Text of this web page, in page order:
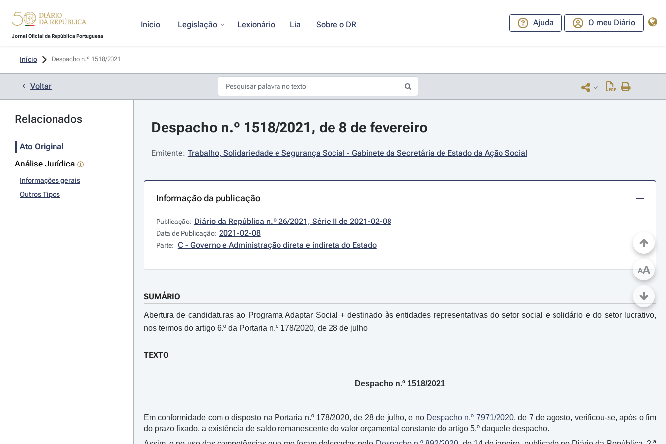
Jornal Oficial da República Portuguesa
Início Legislação Lexionário Lia Sobre o DR Ajuda O meu Diário
Início Despacho n.º 1518/2021
Voltar
Relacionados
Ato Original
Análise Jurídica
Informações gerais
Outros Tipos
Despacho n.º 1518/2021, de 8 de fevereiro
Emitente: Trabalho, Solidariedade e Segurança Social - Gabinete da Secretária de Estado da Ação Social
Informação da publicação
Publicação: Diário da República n.º 26/2021, Série II de 2021-02-08
Data de Publicação: 2021-02-08
Parte: C - Governo e Administração direta e indireta do Estado
SUMÁRIO
Abertura de candidaturas ao Programa Adaptar Social + destinado às entidades representativas do setor social e solidário e do setor lucrativo,
nos termos do artigo 6.º da Portaria n.º 178/2020, de 28 de julho
TEXTO
Despacho n.º 1518/2021
Em conformidade com o disposto na Portaria n.º 178/2020, de 28 de julho, e no Despacho n.º 7971/2020, de 7 de agosto, verificou-se, após o fim
do prazo fixado, a existência de saldo remanescente do valor orçamental constante do artigo 5.º daquele despacho.
AA